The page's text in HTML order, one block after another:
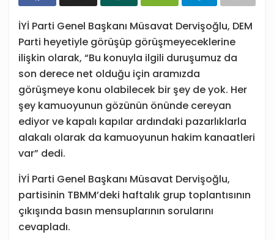
İYİ Parti Genel Başkanı Müsavat Dervişoğlu, DEM
Parti heyetiyle görüşüp görüşmeyeceklerine
ilişkin olarak, “Bu konuyla ilgili duruşumuz da
son derece net olduğu için aramızda
görüşmeye konu olabilecek bir şey de yok. Her
şey kamuoyunun gözünün önünde cereyan
ediyor ve kapalı kapılar ardındaki pazarlıklarla
alakalı olarak da kamuoyunun hakim kanaatleri
var” dedi.
İYİ Parti Genel Başkanı Müsavat Dervişoğlu,
partisinin TBMM’deki haftalık grup toplantısının
çıkışında basın mensuplarının sorularını
cevapladı.